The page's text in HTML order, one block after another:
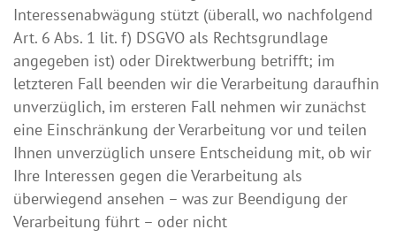
Interessenabwägung stützt (überall, wo nachfolgend
Art. 6 Abs. 1 lit. f) DSGVO als Rechtsgrundlage
angegeben ist) oder Direktwerbung betrifft; im
letzteren Fall beenden wir die Verarbeitung daraufhin
unverzüglich, im ersteren Fall nehmen wir zunächst
eine Einschränkung der Verarbeitung vor und teilen
Ihnen unverzüglich unsere Entscheidung mit, ob wir
Ihre Interessen gegen die Verarbeitung als
überwiegend ansehen – was zur Beendigung der
Verarbeitung führt – oder nicht